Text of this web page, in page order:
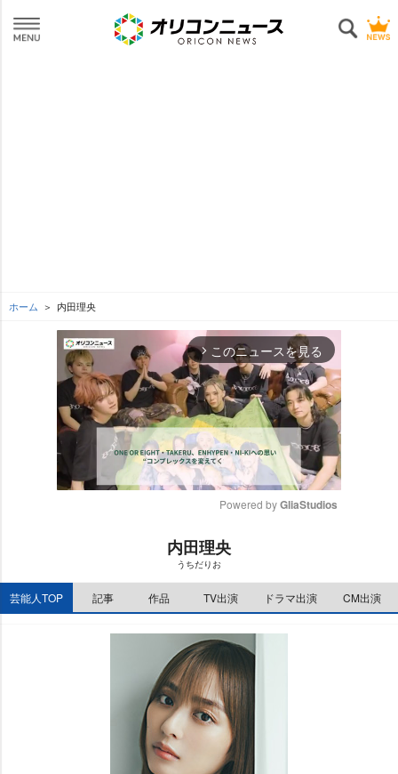
ホーム 内田理央
arrow_forward_ios このニュースを見る
e
Powered by GliaStudios
内田理央
うちだりお
芸能人TOP 記事 作品 TV出演 ドラマ出演 CM出演